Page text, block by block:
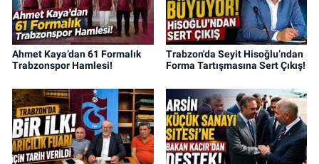
Ahmet Kaya’dan 61 Formalık
Trabzonspor Hamlesi!
Trabzon'da Seyit Hisoğlu’ndan
Forma Tartışmasına Sert Çıkış!